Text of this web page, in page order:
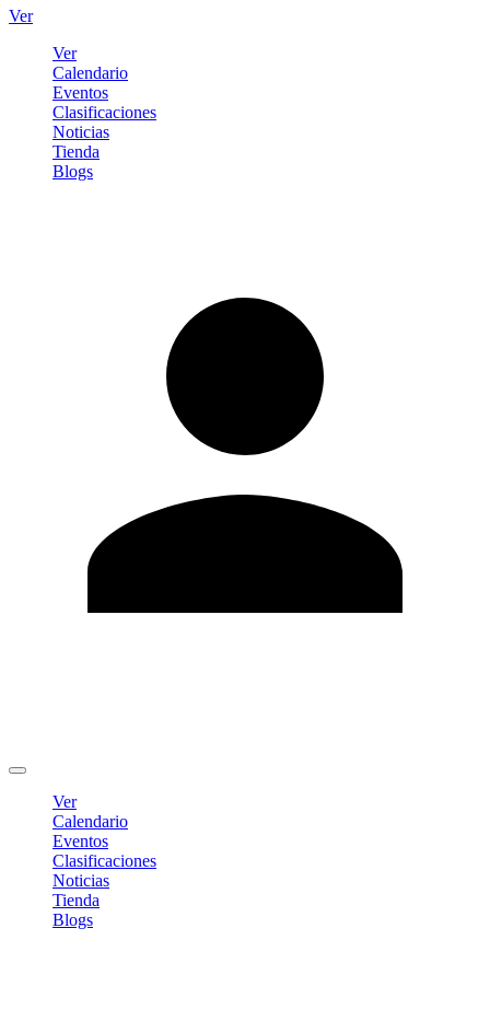
Ver
Ver
Calendario
Eventos
Clasificaciones
Noticias
Tienda
Blogs
Ver
Calendario
Eventos
Clasificaciones
Noticias
Tienda
Blogs